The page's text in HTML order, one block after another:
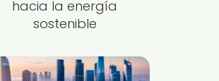
hacia la energía
sostenible